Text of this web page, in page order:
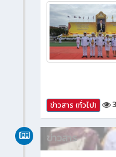
ข่าวสาร (ทั่วไป)
ข่าวสาร